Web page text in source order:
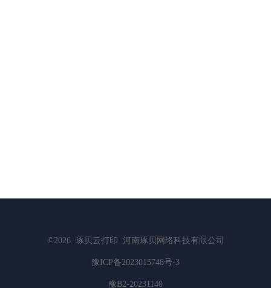
©2026 琢贝云打印 河南琢贝网络科技有限公司
豫ICP备2023015748号-3
豫B2-20231140